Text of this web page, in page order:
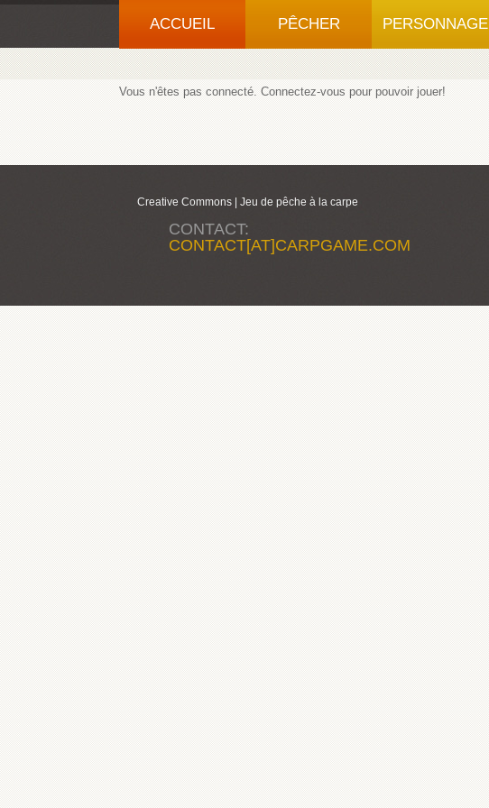
ACCUEIL PÊCHER PERSONNAGE
Vous n'êtes pas connecté.Connectez-vouspour pouvoir jouer!
Creative Commons | Jeu de pêche à la carpe
CONTACT:
CONTACT[AT]CARPGAME.COM